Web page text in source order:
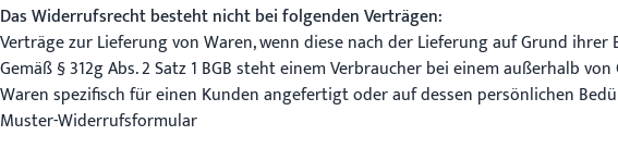
Das Widerrufsrecht besteht nicht bei folgenden Verträgen:
Verträge zur Lieferung von Waren, wenn diese nach der Lieferung auf Grund
Gemäß § 312g Abs. 2 Satz 1 BGB steht einem Verbraucher bei einem außerhalb
Waren spezifisch für einen Kunden angefertigt oder auf dessen persönlichen
Muster-Widerrufsformular